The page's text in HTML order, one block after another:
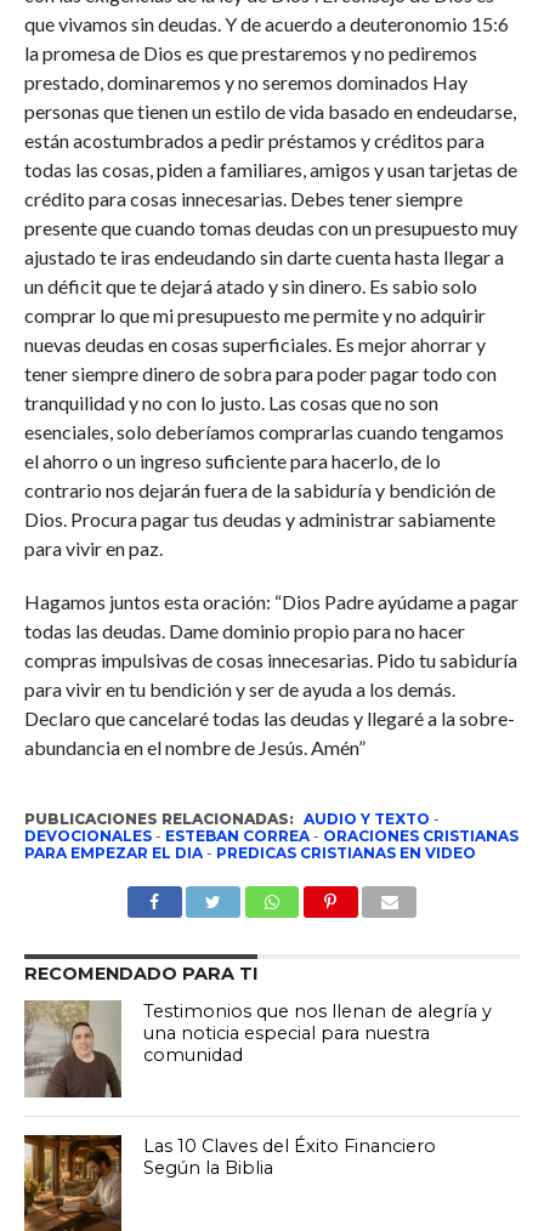
que vivamos sin deudas. Y de acuerdo a deuteronomio 15:6
la promesa de Dios es que prestaremos y no pediremos
prestado, dominaremos y no seremos dominados Hay
personas que tienen un estilo de vida basado en endeudarse,
están acostumbrados a pedir préstamos y créditos para
todas las cosas, piden a familiares, amigos y usan tarjetas de
crédito para cosas innecesarias. Debes tener siempre
presente que cuando tomas deudas con un presupuesto muy
ajustado te iras endeudando sin darte cuenta hasta llegar a
un déficit que te dejará atado y sin dinero. Es sabio solo
comprar lo que mi presupuesto me permite y no adquirir
nuevas deudas en cosas superficiales. Es mejor ahorrar y
tener siempre dinero de sobra para poder pagar todo con
tranquilidad y no con lo justo. Las cosas que no son
esenciales, solo deberíamos comprarlas cuando tengamos
el ahorro o un ingreso suficiente para hacerlo, de lo
contrario nos dejarán fuera de la sabiduría y bendición de
Dios. Procura pagar tus deudas y administrar sabiamente
para vivir en paz.
Hagamos juntos esta oración: “Dios Padre ayúdame a pagar
todas las deudas. Dame dominio propio para no hacer
compras impulsivas de cosas innecesarias. Pido tu sabiduría
para vivir en tu bendición y ser de ayuda a los demás.
Declaro que cancelaré todas las deudas y llegaré a la sobre-
abundancia en el nombre de Jesús. Amén”
PUBLICACIONES RELACIONADAS: AUDIO Y TEXTO -
DEVOCIONALES- ESTEBAN CORREA- ORACIONES CRISTIANAS
PARA EMPEZAR EL DIA- PREDICAS CRISTIANAS EN VIDEO
RECOMENDADO PARA TI
Testimonios que nos llenan de alegría y
una noticia especial para nuestra
comunidad
Las 10 Claves del Éxito Financiero
Según la Biblia